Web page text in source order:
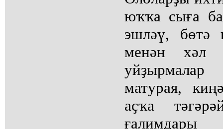
юҡҡа сыға
эшләү, бөтә
менән хәл
матурая,
аҫҡа